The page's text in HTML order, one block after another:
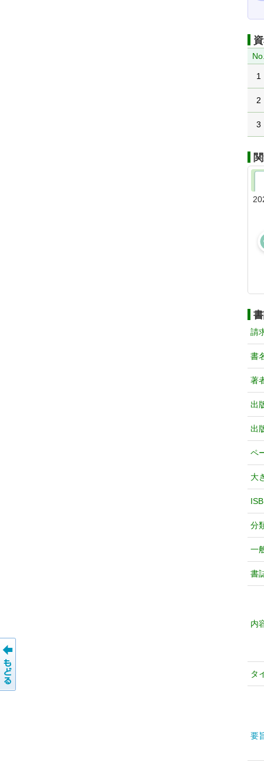
1
2
3
請
書
著
出
出
ペ
大
分
一
書
内
タ
要